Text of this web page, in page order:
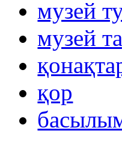
музей
музей
қор